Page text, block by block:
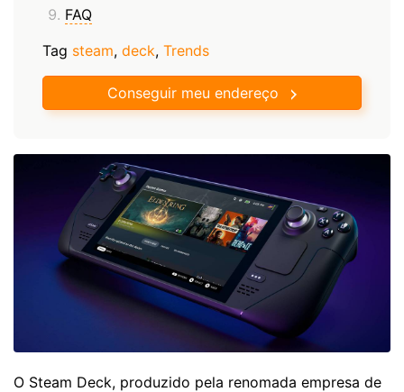
FAQ
Tag steam, deck, Trends
Conseguir meu endereço
O Steam Deck, produzido pela renomada empresa de